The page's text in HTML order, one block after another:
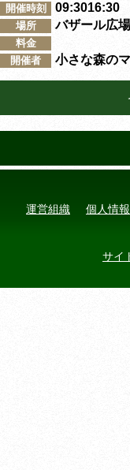
開催時刻 09:3016:30
場所 バザール広
料金
開催者
小さな森の
運営組織 個人情
サイ